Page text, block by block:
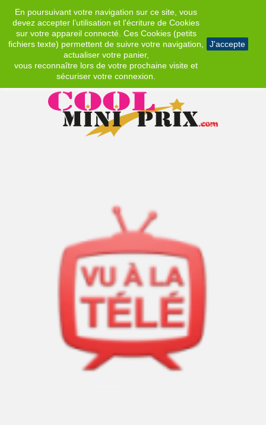
En poursuivant votre navigation sur ce site, vous
devez accepter l’utilisation et l'écriture de Cookies
sur votre appareil connecté. Ces Cookies (petits
fichiers texte) permettent de suivre votre navigation,
actualiser votre panier,
vous reconnaître lors de votre prochaine visite et
sécuriser votre connexion.
J'accepte
EUR